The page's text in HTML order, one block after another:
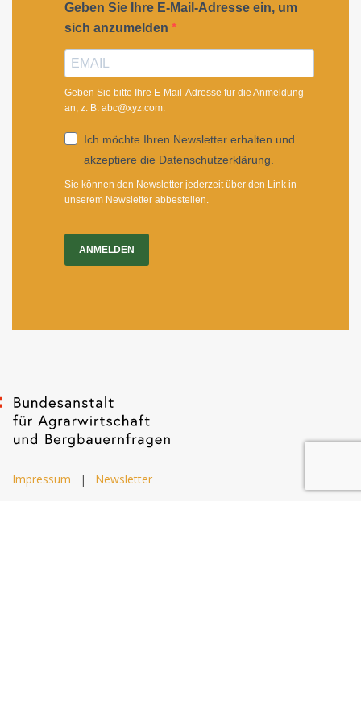
Geben Sie Ihre E-Mail-Adresse ein, um
sich anzumelden
Geben Sie bitte Ihre E-Mail-Adresse für die Anmeldung
an, z. B. abc@xyz.com.
Ich möchte Ihren Newsletter erhalten und
akzeptiere die Datenschutzerklärung.
Sie können den Newsletter jederzeit über den Link in
unserem Newsletter abbestellen.
ANMELDEN
Impressum | Newsletter